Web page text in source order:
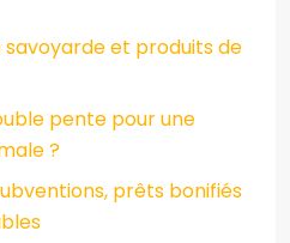
et produits de
pente pour une
?
prêts bonifiés